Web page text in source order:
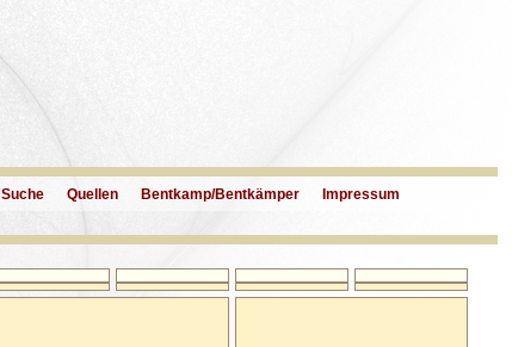
Suche Quellen Bentkamp/Bentkämper Impressum